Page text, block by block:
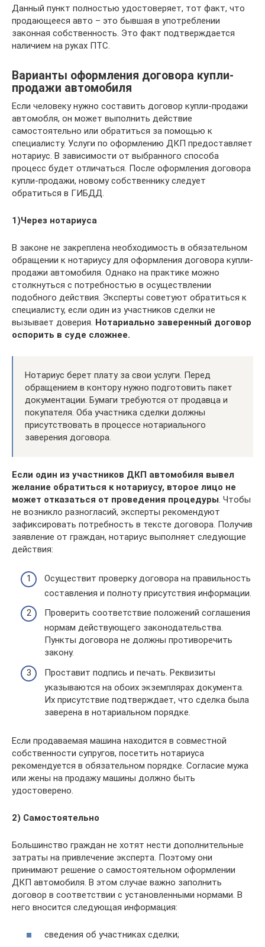
Данный пункт полностью удостоверяет, тот факт, что
продающееся авто – это бывшая в употреблении
законная собственность. Это факт подтверждается
наличием на руках ПТС.
Варианты оформления договора купли-
продажи автомобиля
Если человеку нужно составить договор купли-продажи
автомобля, он может выполнить действие
самостоятельно или обратиться за помощью к
специалисту. Услуги по оформлению ДКП предоставляет
нотариус. В зависимости от выбранного способа
процесс будет отличаться. После оформления договора
купли-продажи, новому собственнику следует
обратиться в ГИБДД.
1)Через нотариуса
В законе не закреплена необходимость в обязательном
обращении к нотариусу для оформления договора купли-
продажи автомобиля. Однако на практике можно
столкнуться с потребностью в осуществлении
подобного действия. Эксперты советуют обратиться к
специалисту, если один из участников сделки не
вызывает доверия. Нотариально заверенный договор
оспорить в суде сложнее.
Нотариус берет плату за свои услуги. Перед
обращением в контору нужно подготовить пакет
документации. Бумаги требуются от продавца и
покупателя. Оба участника сделки должны
присутствовать в процессе нотариального
заверения договора.
Если один из участников ДКП автомобиля вывел
желание обратиться к нотариусу, второе лицо не
может отказаться от проведения процедуры. Чтобы
не возникло разногласий, эксперты рекомендуют
зафиксировать потребность в тексте договора. Получив
заявление от граждан, нотариус выполняет следующие
действия:
Осуществит проверку договора на правильность
составления и полноту присутствия информации.
Проверить соответствие положений соглашения
нормам действующего законодательства.
Пункты договора не должны противоречить
закону.
Проставит подпись и печать. Реквизиты
указываются на обоих экземплярах документа.
Их присутствие подтверждает, что сделка была
заверена в нотариальном порядке.
Если продаваемая машина находится в совместной
собственности супругов, посетить нотариуса
рекомендуется в обязательном порядке. Согласие мужа
или жены на продажу машины должно быть
удостоверено.
2) Самостоятельно
Большинство граждан не хотят нести дополнительные
затраты на привлечение эксперта. Поэтому они
принимают решение о самостоятельном оформлении
ДКП автомобиля. В этом случае важно заполнить
договор в соответствии с установленными нормами. В
него вносится следующая информация:
сведения об участниках сделки;